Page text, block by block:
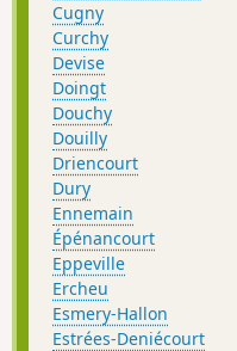
Cugny
Curchy
Devise
Doingt
Douchy
Douilly
Driencourt
Dury
Ennemain
Épénancourt
Eppeville
Ercheu
Esmery-Hallon
Estrées-Deniécourt